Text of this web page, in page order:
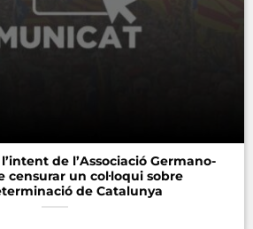
de l’Associació Germano-
censurar un col·loqui sobre
de Catalunya